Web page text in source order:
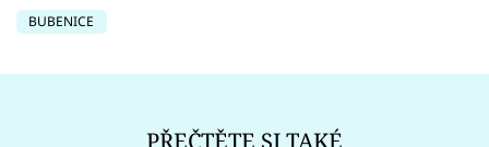
BUBENICE
PŘEČTĚTE SI TAKÉ